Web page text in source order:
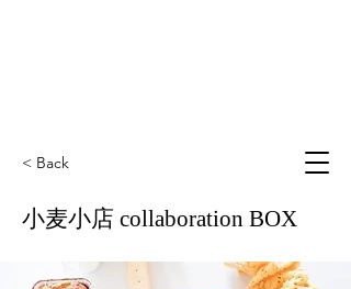
< Back
小麦小店 collaboration BOX